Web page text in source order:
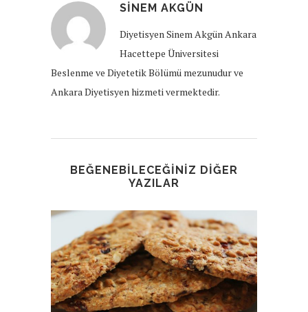
SINEM AKGÜN
Diyetisyen Sinem Akgün Ankara
Hacettepe Üniversitesi
Beslenme ve Diyetetik Bölümü mezunudur ve
Ankara Diyetisyen hizmeti vermektedir.
BEĞENEBILECEĞINIZ DIĞER
YAZILAR